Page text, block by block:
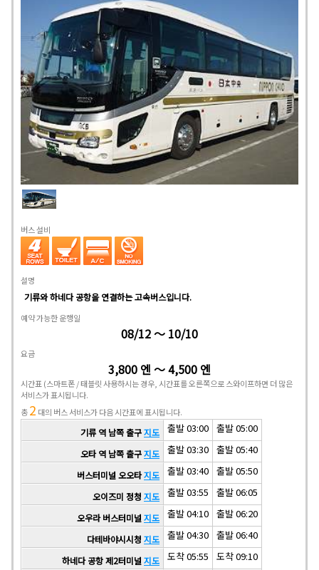
버스 설비
설명
기류와 하네다 공항을 연결하는 고속버스입니다.
예약 가능한 운행일
08/12 ～ 10/10
요금
3,800 엔 ～ 4,500 엔
시간표(스마트폰 / 태블릿 사용하시는 경우, 시간표를 오른쪽으로 스와이프하면 더 많은
서비스가 표시됩니다.
총2 대의 버스 서비스가 다음 시간표에 표시됩니다.
기류 역 남쪽 출구지도 출발 03:00 출발 05:00
오타 역 남쪽 출구지도 출발 03:30 출발 05:40
버스터미널 오오타지도 출발 03:40 출발 05:50
오이즈미 정청 지도 출발 03:55 출발 06:05
오우라 버스터미널 지도 출발 04:10 출발 06:20
다테바야시시청 지도 출발 04:30 출발 06:40
하네다 공항 제2터미널 지도 도착 05:55 도착 09:10